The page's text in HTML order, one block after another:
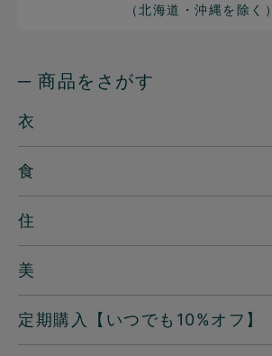
（北海道・沖縄を除く）
─ 商品をさがす
衣
食
住
美
定期購入【いつでも10%オフ】